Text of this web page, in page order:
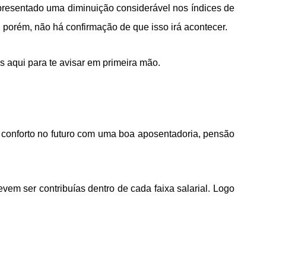
uma diminuição considerável nos índices de
não há confirmação de que isso irá acontecer.
aqui para te avisar em primeira mão.
no futuro com uma boa aposentadoria, pensão
ser contribuías dentro de cada faixa salarial. Logo